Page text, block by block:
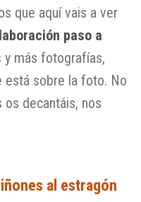
que aquí vais a ver
paso a
y más fotografías,
está sobre la foto. No
decantáis, nos
al estragón